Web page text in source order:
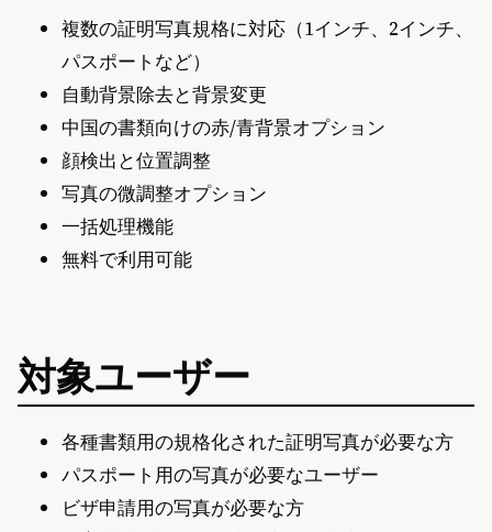
複数の証明写真規格に対応（1インチ、2インチ、
パスポートなど）
自動背景除去と背景変更
中国の書類向けの赤/青背景オプション
顔検出と位置調整
写真の微調整オプション
一括処理機能
無料で利用可能
対象ユーザー
各種書類用の規格化された証明写真が必要な方
パスポート用の写真が必要なユーザー
ビザ申請用の写真が必要な方